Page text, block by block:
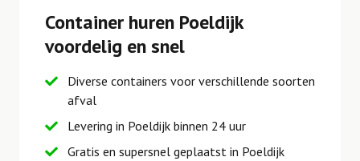
Container huren Poeldijk
voordelig en snel
Diverse containers voor verschillende soorten
afval
Levering in Poeldijk binnen 24 uur
Gratis en supersnel geplaatst in Poeldijk